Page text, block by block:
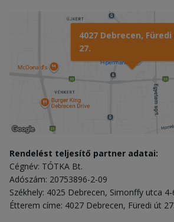
4027 Debrecen,
27.
Rendelést teljesítő partner adatai:
Cégnév: TÓTKA Bt.
Adószám: 20753896-2-09
Székhely: 4025 Debrecen, Simonffy utca
Étterem címe: 4027 Debrecen, Füredi út 27.